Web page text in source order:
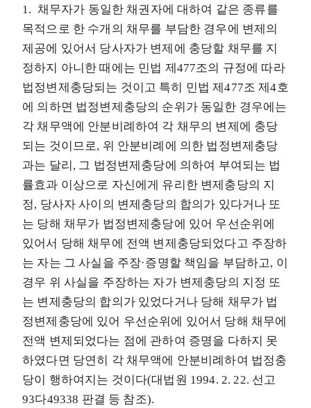
1. 채무자가 동일한 채권자에 대하여 같은 종류를
목적으로 한 수개의 채무를 부담한 경우에 변제의
제공에 있어서 당사자가 변제에 충당할 채무를 지
정하지 아니한 때에는 민법 제477조의 규정에 따라
법정변제충당되는 것이고 특히 민법 제477조 제4호
에 의하면 법정변제충당의 순위가 동일한 경우에는
각 채무액에 안분비례하여 각 채무의 변제에 충당
되는 것이므로, 위 안분비례에 의한 법정변제충당
과는 달리, 그 법정변제충당에 의하여 부여되는 법
률효과 이상으로 자신에게 유리한 변제충당의 지
정, 당사자 사이의 변제충당의 합의가 있다거나 또
는 당해 채무가 법정변제충당에 있어 우선순위에
있어서 당해 채무에 전액 변제충당되었다고 주장하
는 자는 그 사실을 주장·증명할 책임을 부담하고, 이
경우 위 사실을 주장하는 자가 변제충당의 지정 또
는 변제충당의 합의가 있었다거나 당해 채무가 법
정변제충당에 있어 우선순위에 있어서 당해 채무에
전액 변제되었다는 점에 관하여 증명을 다하지 못
하였다면 당연히 각 채무액에 안분비례하여 법정충
당이 행하여지는 것이다(대법원 1994. 2. 22. 선고
93다49338 판결 등 참조).